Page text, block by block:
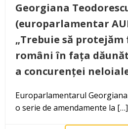
Georgiana
(europarlamentar
„Trebuie să
români în fața
a concurenței
Europarlamentarul
o serie de amendamente la […]